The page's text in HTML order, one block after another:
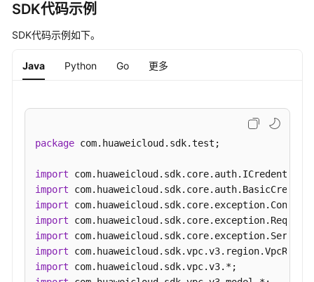
}
SDK代码示例
SDK代码示例如下。
Java Python Go 更多
package com.huaweicloud.sdk.test;
import
import
import
import
import
import
import